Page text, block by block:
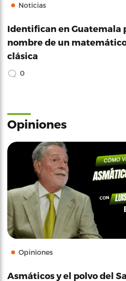
Noticias
Identifican en Guatemala
nombre de un
clásica
0
Opiniones
Opiniones
Asmáticos y el polvo del